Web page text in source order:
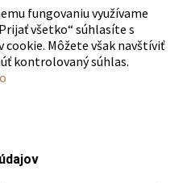
fungovaniu využívame
všetko“ súhlasíte s
cookie. Môžete však navštíviť
kontrolovaný súhlas.